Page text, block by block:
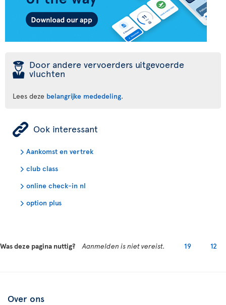
þ Door andere vervoerders uitgevoerde
vluchten
Lees deze belangrijke mededeling.
ÿ Ook interessant
Aankomst en vertrek
club class
online check-in nl
option plus
Was deze pagina nuttig? Aanmelden is niet vereist. 19 12
Over ons